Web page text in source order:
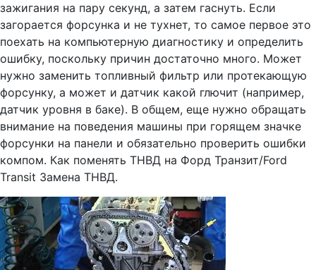
зажигания на пару секунд, а затем гаснуть. Если
загорается форсунка и не тухнет, то самое первое это
поехать на компьютерную диагностику и определить
ошибку, поскольку причин достаточно много. Может
нужно заменить топливный фильтр или протекающую
форсунку, а может и датчик какой глючит (например,
датчик уровня в баке). В общем, еще нужно обращать
внимание на поведения машины при горящем значке
форсунки на панели и обязательно проверить ошибки
компом. Как поменять ТНВД на Форд Транзит/Ford
Transit Замена ТНВД.